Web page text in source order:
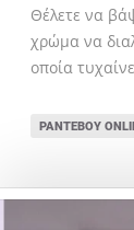
Θέλετε να
χρώμα να
οποία
ΡΑΝΤΕΒΟΎ